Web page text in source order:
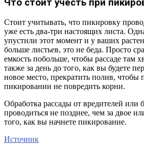
Что стоит учесть при
Стоит учитывать, что пикировку
уже есть два-три настоящих листа.
упустили этот момент и у ваших
больше листьев, это не беда. Просто
емкость побольше, чтобы рассаде там
также за день до того, как вы будете
новое место, прекратить полив, чтобы
пикировании не повредить корни.
Обработка рассады от вредителей или
проводиться не позднее, чем за двое
того, как вы начнете пикирование.
Источник